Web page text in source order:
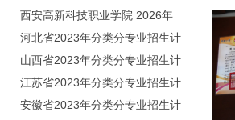
码：8103）
西安高新科技职业学院 2026年
招生章程
河北省2023年分类分专业招生计
划（院校代号：1889）
山西省2023年分类分专业招生计
划（院校代号：5560）
江苏省2023年分类分专业招生计
划（院校代号：8931）
安徽省2023年分类分专业招生计